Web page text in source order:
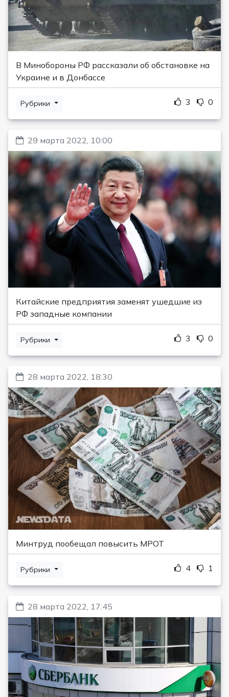
В Минобороны РФ рассказали об обстановке на
Украине и в Донбассе
Рубрики 3 0
29 марта 2022, 10:00
Китайские предприятия заменят ушедшие из
РФ западные компании
Рубрики 3 0
28 марта 2022, 18:30
Минтруд пообещал повысить МРОТ
Рубрики 4 1
28 марта 2022, 17:45